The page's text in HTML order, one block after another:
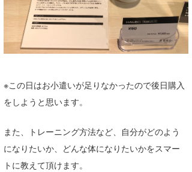
※この日はお小遣いが足りなかったので後日購入
をしようと思います。
また、トレーニング方法など、自分がどのよう
になりたいか、どんな体になりたいかをスマー
トに教えて頂けます。